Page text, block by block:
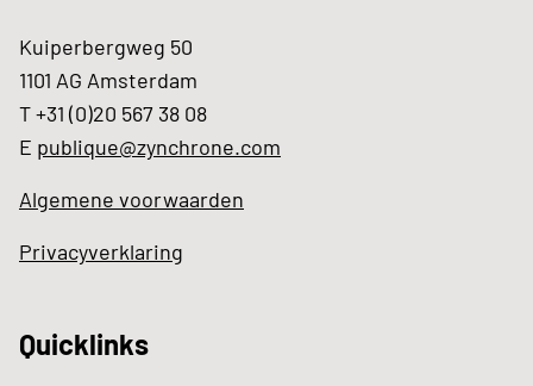
Kuiperbergweg 50
1101 AG Amsterdam
T +31 (0)20 567 38 08
E publique@zynchrone.com
Algemene voorwaarden
Privacyverklaring
Quicklinks